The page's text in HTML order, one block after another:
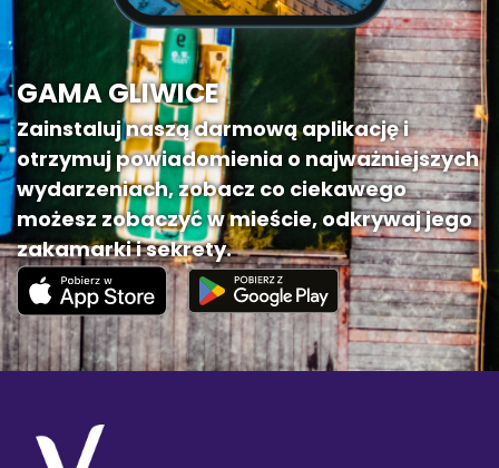
GAMA GLIWICE
Zainstaluj naszą darmową aplikację i
otrzymuj powiadomienia o najważniejszych
wydarzeniach, zobacz co ciekawego
możesz zobaczyć w mieście, odkrywaj jego
zakamarki i sekrety.